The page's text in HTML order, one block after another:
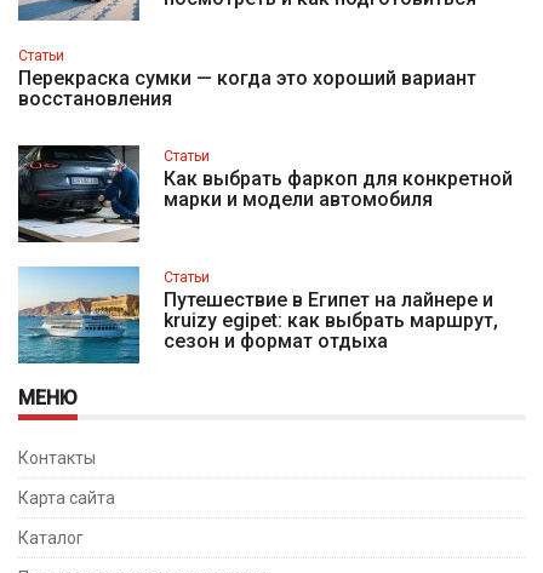
Статьи
Перекраска сумки — когда это хороший вариант
восстановления
Статьи
Как выбрать фаркоп для конкретной
марки и модели автомобиля
Статьи
Путешествие в Египет на лайнере и
kruizy egipet: как выбрать маршрут,
сезон и формат отдыха
МЕНЮ
Контакты
Карта сайта
Каталог